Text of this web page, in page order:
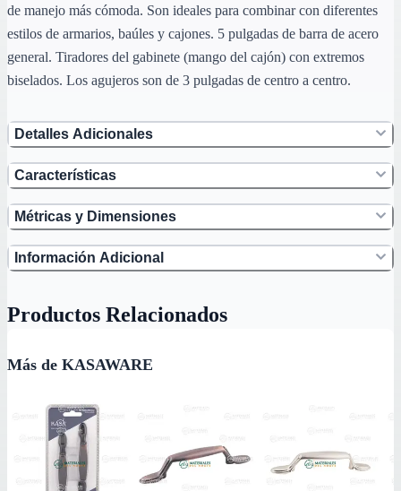
de manejo más cómoda. Son ideales para combinar con diferentes
estilos de armarios, baúles y cajones. 5 pulgadas de barra de acero
general. Tiradores del gabinete (mango del cajón) con extremos
biselados. Los agujeros son de 3 pulgadas de centro a centro.
Detalles Adicionales
Características
Métricas y Dimensiones
Información Adicional
Productos Relacionados
Más de KASAWARE